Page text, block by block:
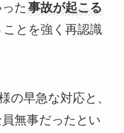
た事故が起こる
ことを強く再認識
の早急な対応と、
無事だったとい